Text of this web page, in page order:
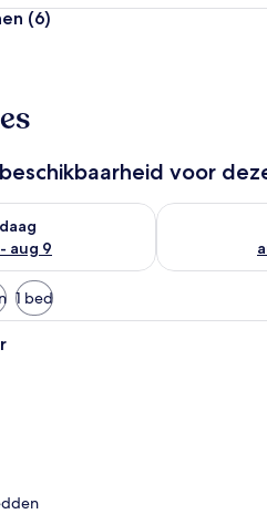
(6)
voor
aug 9
controleren voor vanavond aug
De
1 bed
Hotelkamer met twee